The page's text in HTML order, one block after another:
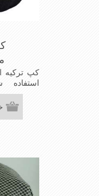
کپ ترکیه
شیک